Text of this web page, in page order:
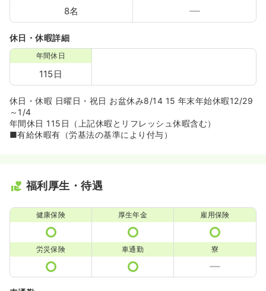
8名
休日・休暇詳細
年間休日
115日
休日・休暇 日曜日・祝日 お盆休み8/14 15 年末年始休暇12/29
～1/4
年間休日 115日（上記休暇とリフレッシュ休暇含む）
■有給休暇有（労基法の基準により付与）
福利厚生・待遇
健康保険 厚生年金 雇用保険
労災保険 車通勤 寮